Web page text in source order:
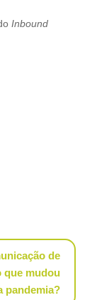
Inbound
de
que mudou
pandemia?